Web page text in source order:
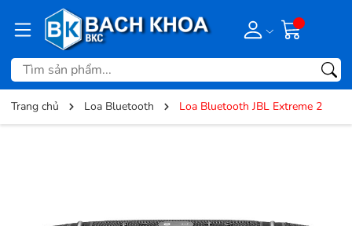
Trang chủ Loa Bluetooth Loa Bluetooth JBL Extreme 2